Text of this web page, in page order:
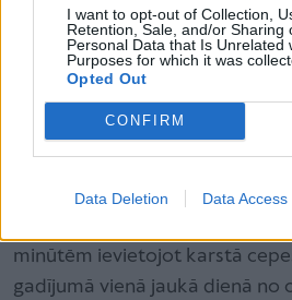
I want to opt-out of Collection,
Retention, Sale, and/or Sharing
Personal Data that Is Unrelated
Purposes for which it was
Opted Out
CONFIRM
Data Deletion Data Access
“Vandas un falenopši dabā
stiprinās pie koka mizas, tāpēc
tām nevajag, tās labi aug uz
gluži bez augsnes iztikt nevar.
vieglai, elpojošai, tomēr
pārstādīšanas obligāti ir
minūtēm ievietojot karstā
gadījumā vienā jaukā dienā no